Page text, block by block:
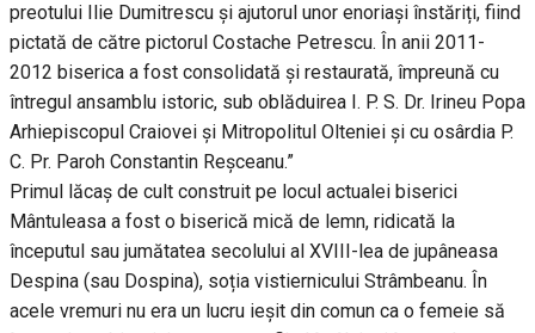
preotului Ilie Dumitrescu și ajutorul unor enoriași înstăriți, fiind
pictată de către pictorul Costache Petrescu. În anii 2011-
2012 biserica a fost consolidată și restaurată, împreună cu
întregul ansamblu istoric, sub oblăduirea I. P. S. Dr. Irineu Popa
Arhiepiscopul Craiovei și Mitropolitul Olteniei și cu osârdia P.
C. Pr. Paroh Constantin Reșceanu.”
Primul lăcaș de cult construit pe locul actualei biserici
Mântuleasa a fost o biserică mică de lemn, ridicată la
începutul sau jumătatea secolului al XVIII-lea de jupâneasa
Despina (sau Dospina), soția vistiernicului Strâmbeanu. În
acele vremuri nu era un lucru ieșit din comun ca o femeie să